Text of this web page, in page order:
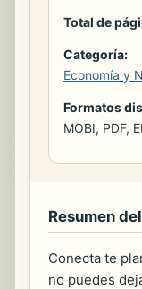
Total de
Categoría:
Economía y
Formatos
MOBI, PDF,
Resumen
Conecta te
no puedes